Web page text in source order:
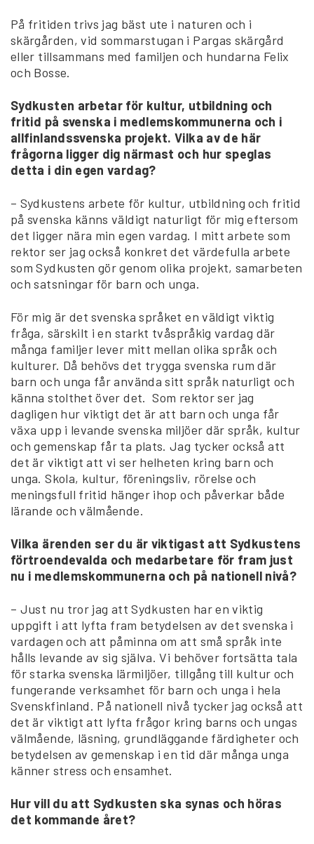
På fritiden trivs jag bäst ute i naturen och i
skärgården, vid sommarstugan i Pargas skärgård
eller tillsammans med familjen och hundarna Felix
och Bosse.
Sydkusten arbetar för kultur, utbildning och
fritid på svenska i medlemskommunerna och i
allfinlandssvenska projekt. Vilka av de här
frågorna ligger dig närmast och hur speglas
detta i din egen vardag?
– Sydkustens arbete för kultur, utbildning och fritid
på svenska känns väldigt naturligt för mig eftersom
det ligger nära min egen vardag. I mitt arbete som
rektor ser jag också konkret det värdefulla arbete
som Sydkusten gör genom olika projekt, samarbeten
och satsningar för barn och unga.
För mig är det svenska språket en väldigt viktig
fråga, särskilt i en starkt tvåspråkig vardag där
många familjer lever mitt mellan olika språk och
kulturer. Då behövs det trygga svenska rum där
barn och unga får använda sitt språk naturligt och
känna stolthet över det. Som rektor ser jag
dagligen hur viktigt det är att barn och unga får
växa upp i levande svenska miljöer där språk, kultur
och gemenskap får ta plats. Jag tycker också att
det är viktigt att vi ser helheten kring barn och
unga. Skola, kultur, föreningsliv, rörelse och
meningsfull fritid hänger ihop och påverkar både
lärande och välmående.
Vilka ärenden ser du är viktigast att Sydkustens
förtroendevalda och medarbetare för fram just
nu i medlemskommunerna och på nationell nivå?
– Just nu tror jag att Sydkusten har en viktig
uppgift i att lyfta fram betydelsen av det svenska i
vardagen och att påminna om att små språk inte
hålls levande av sig själva. Vi behöver fortsätta tala
för starka svenska lärmiljöer, tillgång till kultur och
fungerande verksamhet för barn och unga i hela
Svenskfinland. På nationell nivå tycker jag också att
det är viktigt att lyfta frågor kring barns och ungas
välmående, läsning, grundläggande färdigheter och
betydelsen av gemenskap i en tid där många unga
känner stress och ensamhet.
Hur vill du att Sydkusten ska synas och höras
det kommande året?